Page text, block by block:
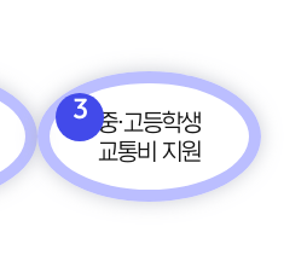
3 중·고등학생
교통비 지원